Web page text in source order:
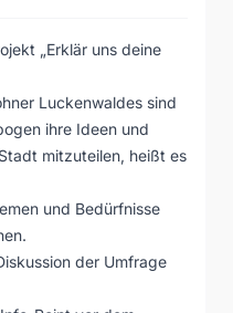
„Erklär uns deine
Luckenwaldes sind
ihre Ideen und
mitzuteilen, heißt es
und Bedürfnisse
der Umfrage